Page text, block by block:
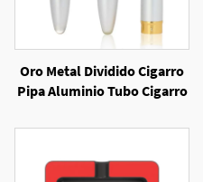
Oro Metal Dividido Cigarro
Pipa Aluminio Tubo Cigarro